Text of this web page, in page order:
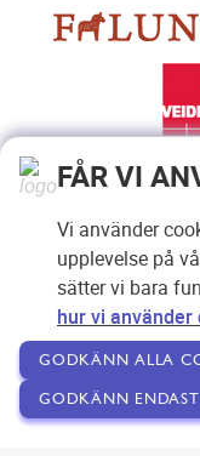
FÅR VI
Vi använder
upplevelse på
sätter vi bara
hur vi använder
GODKÄNN ALLA
GODKÄNN